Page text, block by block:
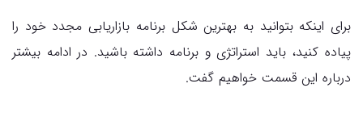
برای اینکه بتوانید به بهترین شکل برنامه بازاریابی مجدد خود را
پیاده کنید، باید استراتژی و برنامه داشته باشید. در ادامه بیشتر
درباره این قسمت خواهیم گفت.